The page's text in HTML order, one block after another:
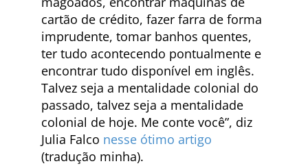
cartão de crédito, fazer farra de forma
imprudente, tomar banhos quentes,
ter tudo acontecendo pontualmente e
encontrar tudo disponível em inglês.
Talvez seja a mentalidade colonial do
passado, talvez seja a mentalidade
colonial de hoje. Me conte você”, diz
Julia Falco nesse ótimo artigo
(tradução minha).